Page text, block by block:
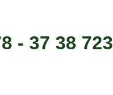
- 37 38 723